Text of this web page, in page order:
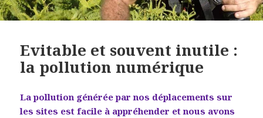
Evitable et souvent inutile :
la pollution numérique
La pollution générée par nos déplacements sur
les sites est facile à appréhender et nous avons